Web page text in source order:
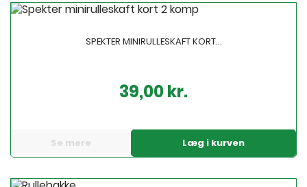
SPEKTER MINIRULLESKAFT KORT...
39,00 kr.
Se mere Læg i kurven